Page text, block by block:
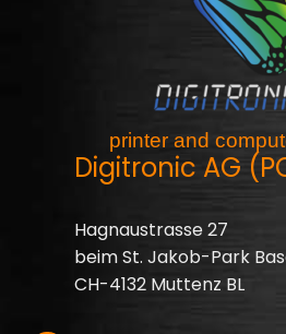
printer and
Digitronic AG
Hagnaustrasse 27
beim St. Jakob-Park
CH-4132 Muttenz BL